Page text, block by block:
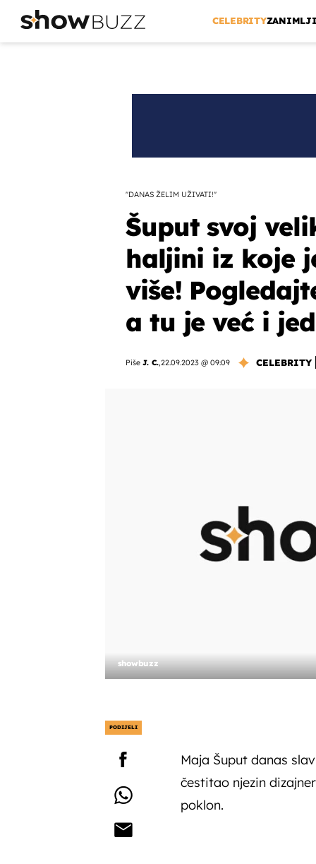
CELEBRITY
''DANAS ŽELIM UŽIVATI!''
Šuput svoj
haljini iz koje
više!
a tu je već i
Piše J. C.,22.09.2023 @ 09:09 CELEBRITY
showbuzz
PODIJELI
Maja Šuput danas
čestitao njezin
poklon.